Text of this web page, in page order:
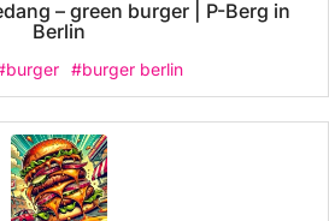
– green burger | P-Berg in
Berlin
#burger berlin